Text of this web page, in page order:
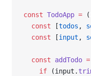
const TodoApp =
  const
[todos ,
  const
[input ,
  const
addTodo =
    if
(input.